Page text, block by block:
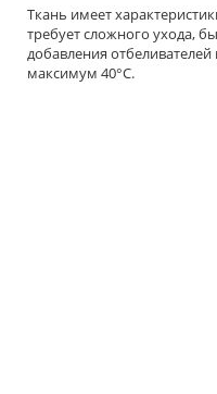
Ткань имеет
требует сложного ухода,
добавления
максимум 40°C.